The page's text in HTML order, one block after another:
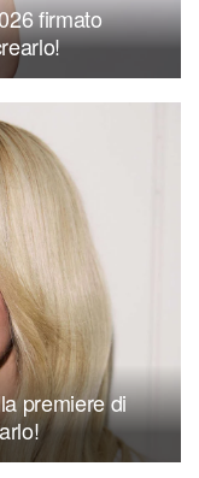
firmato
premiere di